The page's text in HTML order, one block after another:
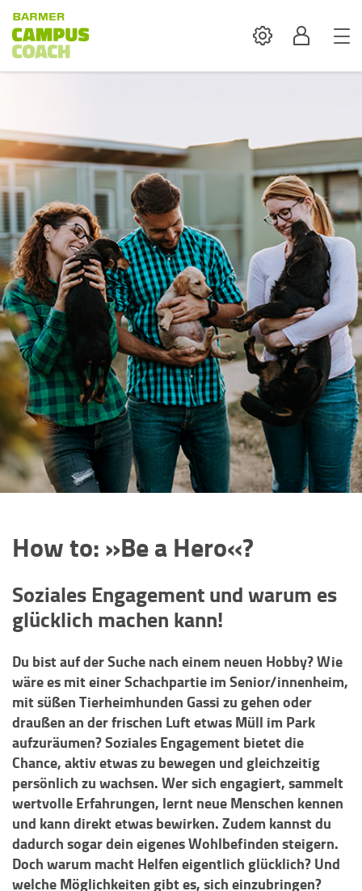
SettingsProfil
How to: »Be a Hero«?
Soziales Engagement und warum es
glücklich machen kann!
Du bist auf der Suche nach einem neuen Hobby? Wie
wäre es mit einer Schachpartie im Senior/innenheim,
mit süßen Tierheimhunden Gassi zu gehen oder
draußen an der frischen Luft etwas Müll im Park
aufzuräumen? Soziales Engagement bietet die
Chance, aktiv etwas zu bewegen und gleichzeitig
persönlich zu wachsen. Wer sich engagiert, sammelt
wertvolle Erfahrungen, lernt neue Menschen kennen
und kann direkt etwas bewirken. Zudem kannst du
dadurch sogar dein eigenes Wohlbefinden steigern.
Doch warum macht Helfen eigentlich glücklich? Und
welche Möglichkeiten gibt es, sich einzubringen?